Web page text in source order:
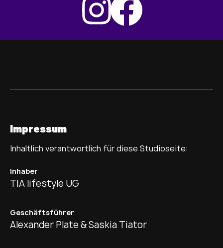
Impressum
Inhaltlich verantwortlich für diese Studioseite:
Inhaber
TIA lifestyle UG
Geschäftsführer
Alexander Plate & Saskia Tiator